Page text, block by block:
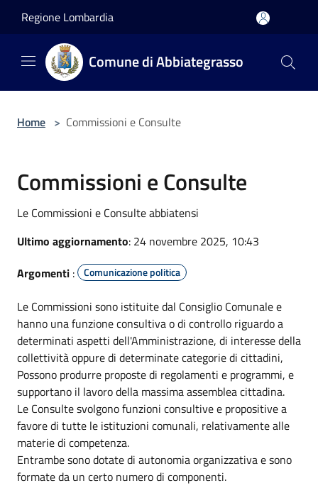
Regione Lombardia
Comune di Abbiategrasso
Home > Commissioni e Consulte
Commissioni e Consulte
Le Commissioni e Consulte abbiatensi
Ultimo aggiornamento: 24 novembre 2025, 10:43
Argomenti : Comunicazione politica
Le Commissioni sono istituite dal Consiglio Comunale e
hanno una funzione consultiva o di controllo riguardo a
determinati aspetti dell'Amministrazione, di interesse della
collettività oppure di determinate categorie di cittadini,
Possono produrre proposte di regolamenti e programmi, e
supportano il lavoro della massima assemblea cittadina.
Le Consulte svolgono funzioni consultive e propositive a
favore di tutte le istituzioni comunali, relativamente alle
materie di competenza.
Entrambe sono dotate di autonomia organizzativa e sono
formate da un certo numero di componenti.